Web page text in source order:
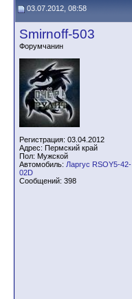
03.07.2012, 08:58
Smirnoff-503
Форумчанин
Регистрация: 03.04.2012
Адрес: Пермский край
Пол: Мужской
Автомобиль: Ларгус RSOY5-42-
02D
Сообщений: 398